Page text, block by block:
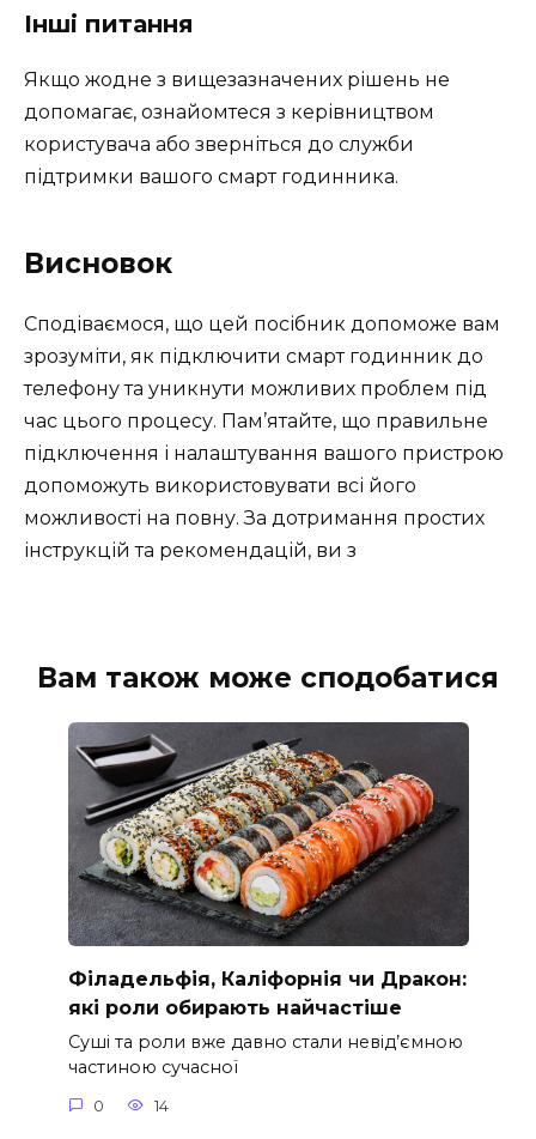
Інші питання
Якщо жодне з вищезазначених рішень не
допомагає, ознайомтеся з керівництвом
користувача або зверніться до служби
підтримки вашого смарт годинника.
Висновок
Сподіваємося, що цей посібник допоможе вам
зрозуміти, як підключити смарт годинник до
телефону та уникнути можливих проблем під
час цього процесу. Пам’ятайте, що правильне
підключення і налаштування вашого пристрою
допоможуть використовувати всі його
можливості на повну. За дотримання простих
інструкцій та рекомендацій, ви з
Вам також може сподобатися
Філадельфія, Каліфорнія чи Дракон:
які роли обирають найчастіше
Суші та роли вже давно стали невід’ємною
частиною сучасної
0 14